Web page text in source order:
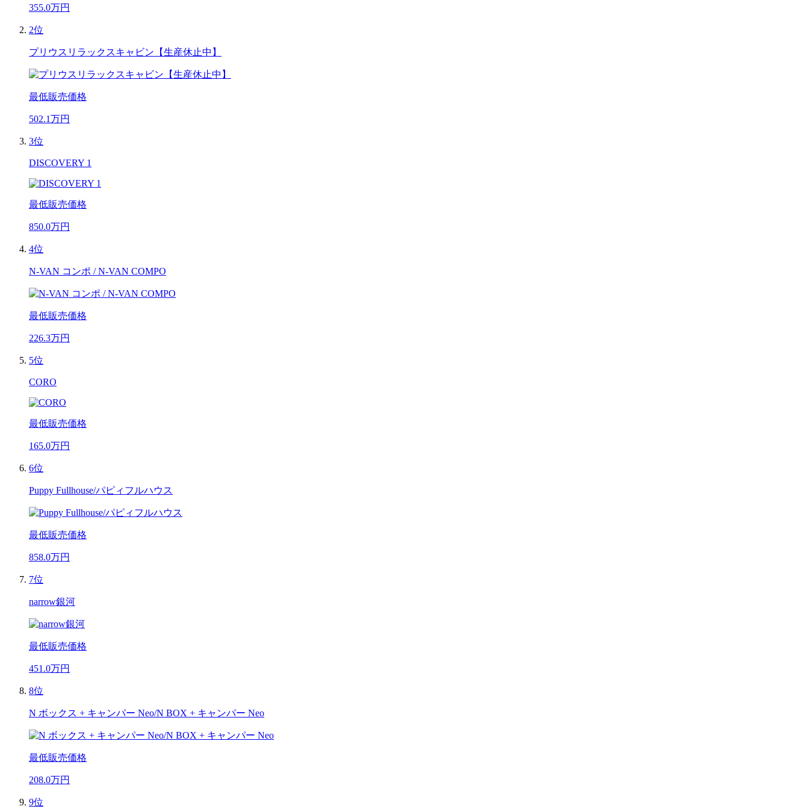
355.0万円
2位
プリウスリラックスキャビン【生産休止中】
最低販売価格
502.1万円
3位
DISCOVERY 1
最低販売価格
850.0万円
4位
N-VAN コンポ / N-VAN COMPO
最低販売価格
226.3万円
5位
CORO
最低販売価格
165.0万円
6位
Puppy Fullhouse/パピィフルハウス
最低販売価格
858.0万円
7位
narrow銀河
最低販売価格
451.0万円
8位
N ボックス + キャンパー Neo/N BOX + キャンパー Neo
最低販売価格
208.0万円
9位